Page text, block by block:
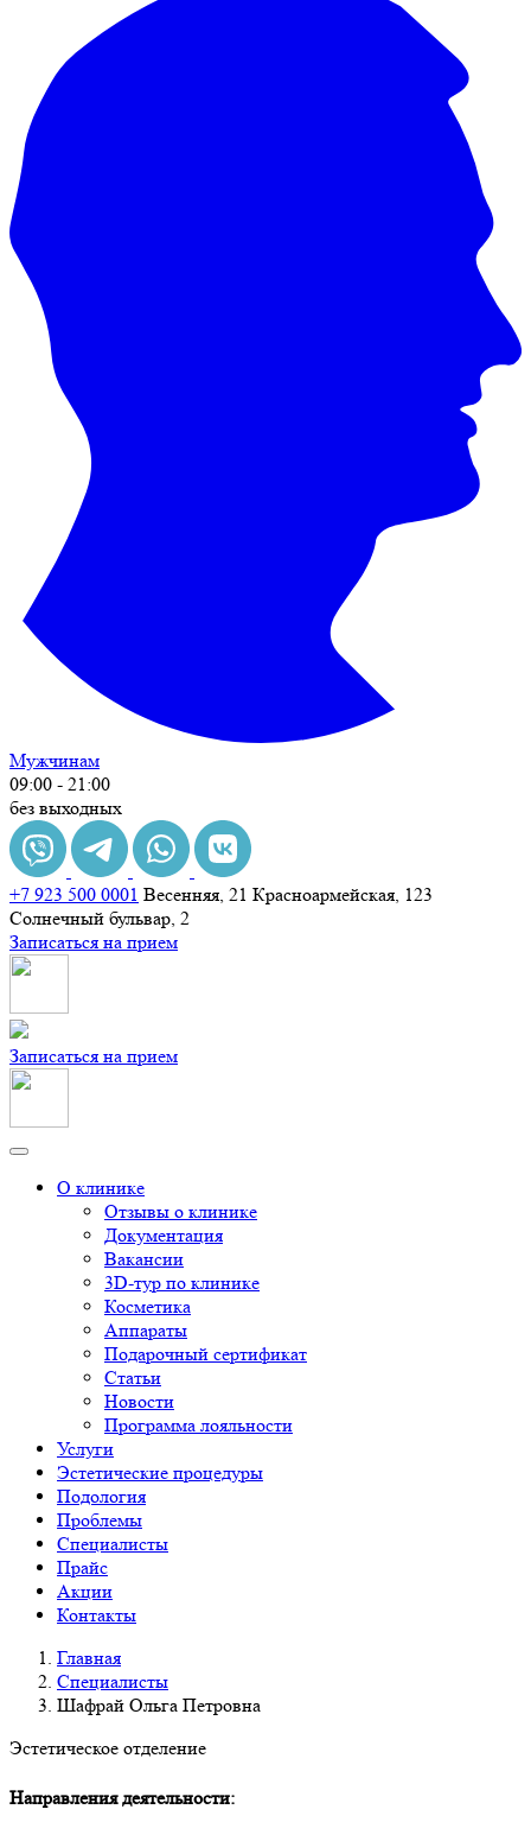
Мужчинам
09:00 - 21:00
без выходных
+7 923 500 0001 Весенняя, 21 Красноармейская, 123
Солнечный бульвар, 2
Записаться на прием
Записаться на прием
О клинике
Отзывы о клинике
Документация
Вакансии
3D-тур по клинике
Косметика
Аппараты
Подарочный сертификат
Статьи
Новости
Программа лояльности
Услуги
Эстетические процедуры
Подология
Проблемы
Специалисты
Прайс
Акции
Контакты
Главная
Специалисты
Шафрай Ольга Петровна
Эстетическое отделение
Направления деятельности: